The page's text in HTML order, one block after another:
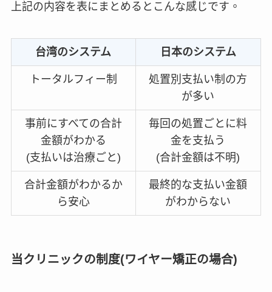
上記の内容を表にまとめるとこんな感じです。
台湾のシステム 日本のシステム
トータルフィー制
処置別支払い制の方
が多い
事前にすべての合計
金額がわかる
(支払いは治療ごと)
毎回の処置ごとに料
金を支払う
(合計金額は不明)
合計金額がわかるか
ら安心
最終的な支払い金額
がわからない
当クリニックの制度(ワイヤー矯正の場合)